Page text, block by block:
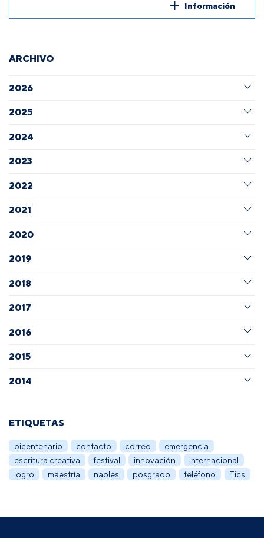
Información
ARCHIVO
2026
2025
2024
2023
2022
2021
2020
2019
2018
2017
2016
2015
2014
ETIQUETAS
bicentenario contacto correo
emergencia
escritura creativa
festival innovación
internacional
logro
maestría naples posgrado teléfono Tics